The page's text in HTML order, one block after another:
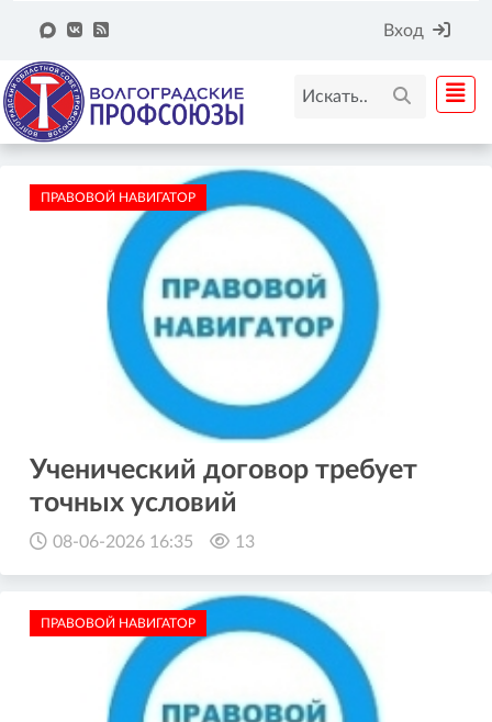
Вход
ПРАВОВОЙ НАВИГАТОР
Ученический договор требует
точных условий
08-06-2026 16:35 13
ПРАВОВОЙ НАВИГАТОР